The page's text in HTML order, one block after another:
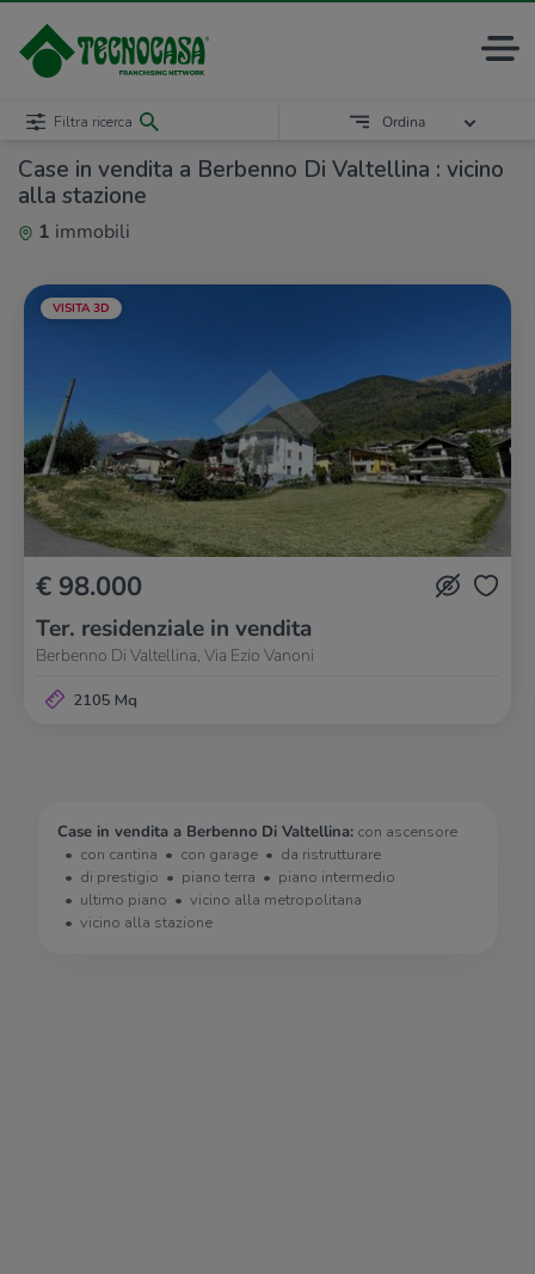
Case in vendita a Berbenno Di Valtellina : vicino
alla stazione
1 immobili
Filtra ricerca Ordina
VISITA 3D
€ 98.000
Ter. residenziale in vendita
Berbenno Di Valtellina, Via Ezio Vanoni
2105 Mq
Case in vendita a Berbenno Di Valtellina: con ascensore
con cantina
con garage
da ristrutturare
di prestigio
piano terra
piano intermedio
ultimo piano
vicino alla metropolitana
vicino alla stazione